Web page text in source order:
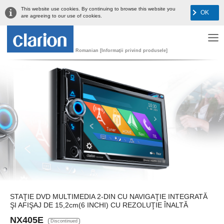
This website use cookies. By continuing to browse this website you
are agreeing to our use of cookies.
OK
Romanian [Informaţii privind produsele]
STAŢIE DVD MULTIMEDIA 2-DIN CU NAVIGAŢIE INTEGRATĂ
ŞI AFIŞAJ DE 15,2cm(6 INCHI) CU REZOLUŢIE ÎNALTĂ
NX405E Discontinued